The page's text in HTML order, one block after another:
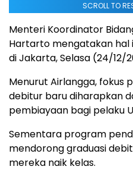
SCROLL TO
Menteri Koordinator
Hartarto mengatakan
di Jakarta, Selasa (24/12/
Menurut Airlangga, fokus
debitur baru diharapkan
pembiayaan bagi pelaku
Sementara program
mendorong graduasi
mereka naik kelas.